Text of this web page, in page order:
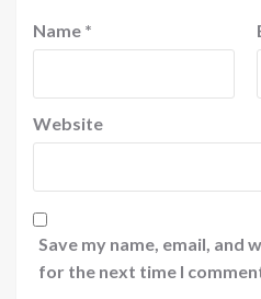
Name *
Website
Save my name, email, and
for the next time I